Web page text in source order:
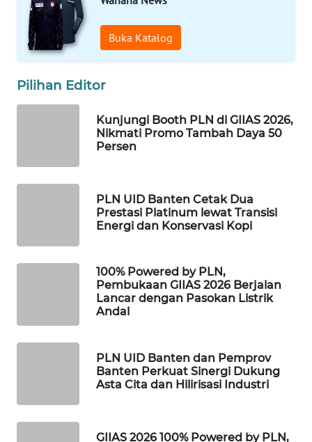
Buka Katalog
Pilihan Editor
Kunjungi Booth PLN di GIIAS 2026,
Nikmati Promo Tambah Daya 50
Persen
PLN UID Banten Cetak Dua
Prestasi Platinum lewat Transisi
Energi dan Konservasi Kopi
100% Powered by PLN,
Pembukaan GIIAS 2026 Berjalan
Lancar dengan Pasokan Listrik
Andal
PLN UID Banten dan Pemprov
Banten Perkuat Sinergi Dukung
Asta Cita dan Hilirisasi Industri
GIIAS 2026 100% Powered by PLN,
WAHANA
DESA
WISATA
LAPAK
WAHANA
MASYARAKAT
KELISTRIKAN